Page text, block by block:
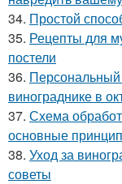
34. Простой
35. Рецепты для
постели
36.
винограднике в
37. Схема
основные
38. Уход за
советы